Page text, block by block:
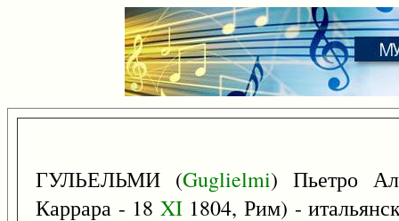
ГУЛЬЕЛЬМИ (Guglielmi) Пьетро
Каррара - 18 XI1804, Рим) -